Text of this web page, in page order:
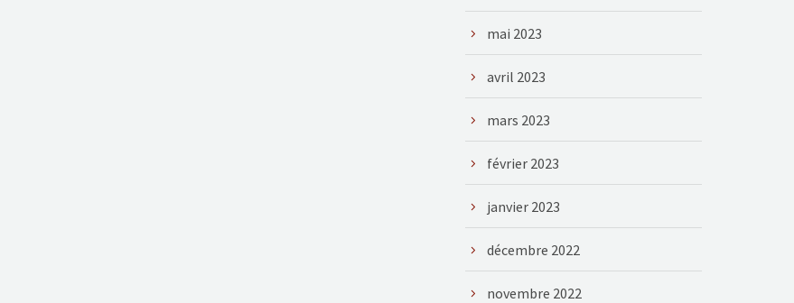
mai 2023
avril 2023
mars 2023
février 2023
janvier 2023
décembre 2022
novembre 2022